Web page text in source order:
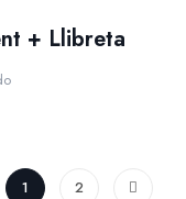
+ Llibreta
1 2